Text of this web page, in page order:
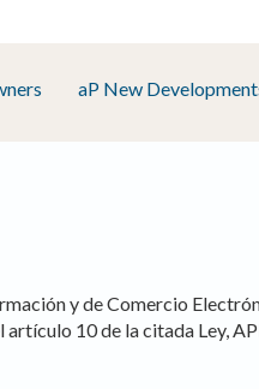
aP New
y de Comercio
10 de la citada Ley,